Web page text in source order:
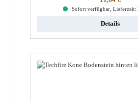
Sofort verfügbar, Lieferzeit:
Details